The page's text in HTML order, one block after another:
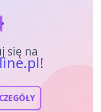
się na